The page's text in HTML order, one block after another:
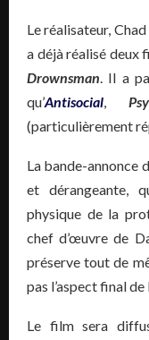
Le réalisateur,
a déjà réalisé deux
Drownsman. Il a
qu’Antisocial,
(particulièrement
La bande-annonce
et dérangeante,
physique de la
chef d’œuvre de
préserve tout de
pas l’aspect final
Le film sera